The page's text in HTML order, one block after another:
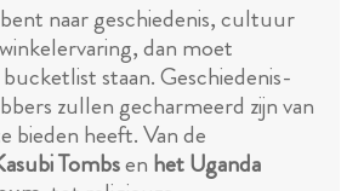
naar geschiedenis, cultuur
dan moet
staan. Geschiedenis-
zullen gecharmeerd zijn van
bieden heeft. Van de
Tombsen het Uganda